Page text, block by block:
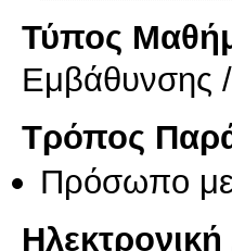
Τύπος
Εμβάθυνσης
Τρόπος
Πρόσωπο